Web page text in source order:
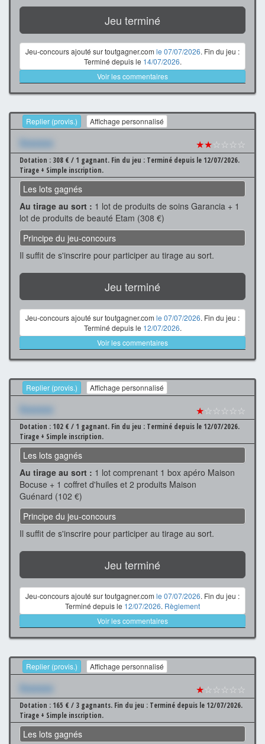
Jeu terminé
Jeu-concours ajouté sur toutgagner.com le 07/07/2026. Fin du jeu :
Terminé depuis le 14/07/2026.
Voir les commentaires
Replier (provis.) Affichage personnalisé
Xxxxxxx ★★☆☆☆☆
Dotation : 308 € / 1 gagnant. Fin du jeu : Terminé depuis le 12/07/2026.
Tirage + Simple inscription.
Les lots gagnés
Au tirage au sort : 1 lot de produits de soins Garancia + 1
lot de produits de beauté Etam (308 €)
Principe du jeu-concours
Il suffit de s'inscrire pour participer au tirage au sort.
Jeu terminé
Jeu-concours ajouté sur toutgagner.com le 07/07/2026. Fin du jeu :
Terminé depuis le 12/07/2026.
Voir les commentaires
Replier (provis.) Affichage personnalisé
Xxxxxxx ★☆☆☆☆☆
Dotation : 102 € / 1 gagnant. Fin du jeu : Terminé depuis le 12/07/2026.
Tirage + Simple inscription.
Les lots gagnés
Au tirage au sort : 1 lot comprenant 1 box apéro Maison
Bocuse + 1 coffret d'huiles et 2 produits Maison
Guénard (102 €)
Principe du jeu-concours
Il suffit de s'inscrire pour participer au tirage au sort.
Jeu terminé
Jeu-concours ajouté sur toutgagner.com le 07/07/2026. Fin du jeu :
Terminé depuis le 12/07/2026. Règlement
Voir les commentaires
Replier (provis.) Affichage personnalisé
Xxxxxxx ★☆☆☆☆☆
Dotation : 165 € / 3 gagnants. Fin du jeu : Terminé depuis le 12/07/2026.
Tirage + Simple inscription.
Les lots gagnés